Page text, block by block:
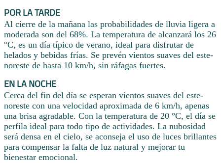
POR LA TARDE
Al cierre de la mañana las probabilidades de lluvia ligera a
moderada son del 68%. La temperatura de alcanzará los 26
°C, es un día típico de verano, ideal para disfrutar de
helados y bebidas frías. Se prevén vientos suaves del este-
noreste de hasta 10 km/h, sin ráfagas fuertes.
EN LA NOCHE
Cerca del fin del día se esperan vientos suaves del este-
noreste con una velocidad aproximada de 6 km/h, apenas
una brisa agradable. Con la temperatura de 20 °C, el día se
perfila ideal para todo tipo de actividades. La nubosidad
será densa en el cielo, se aconseja el uso de luces brillantes
para compensar la falta de luz natural y mejorar tu
bienestar emocional.